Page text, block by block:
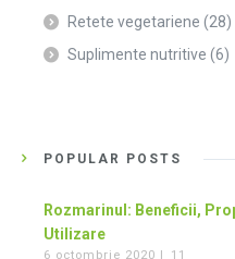
Retete vegetariene (28)
Suplimente nutritive (6)
POPULAR POSTS
Rozmarinul: Beneficii,
Utilizare
6 octombrie 2020 | 11